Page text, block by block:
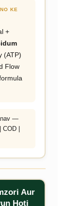
KE
+
(ATP)
Flow
—
|
Aur
Hoti